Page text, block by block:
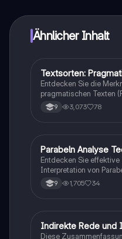
Ähnlicher Inhalt
Deutsch
Textsorten:
Entdecken Sie die
pragmatischen Texten
Glosse) und
Romanauszug). Diese
TGA.
9 3,073 78
Deutsch
Parabeln Analyse
Entdecken Sie
Interpretation von
behandelt die
Erzählstrategien,
9 1,705 34
Deutsch
Indirekte Rede und
Diese